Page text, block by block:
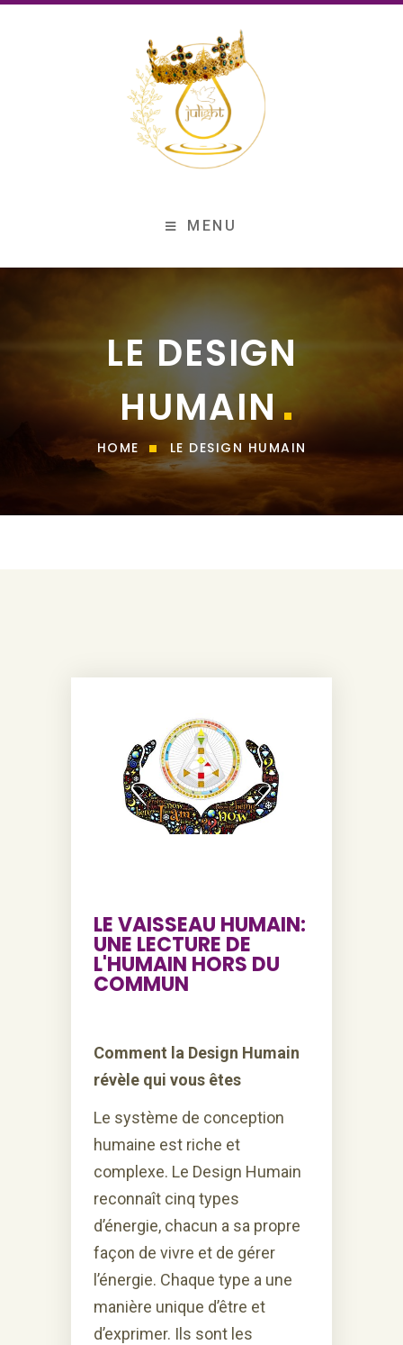
MENU
LE DESIGN
HUMAIN
HOME LE DESIGN HUMAIN
LE VAISSEAU HUMAIN:
UNE LECTURE DE
L'HUMAIN HORS DU
COMMUN
Comment la Design Humain
révèle qui vous êtes
Le système de conception
humaine est riche et
complexe. Le Design Humain
reconnaît cinq types
d’énergie, chacun a sa propre
façon de vivre et de gérer
l’énergie. Chaque type a une
manière unique d’être et
d’exprimer. Ils sont les